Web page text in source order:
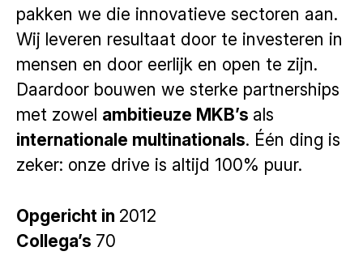
pakken we die innovatieve sectoren aan.
Wij leveren resultaat door te investeren in
mensen en door eerlijk en open te zijn.
Daardoor bouwen we sterke partnerships
met zowel ambitieuze MKB’s als
internationale multinationals. Één ding is
zeker: onze drive is altijd 100% puur.
Opgericht in 2012
Collega’s 70